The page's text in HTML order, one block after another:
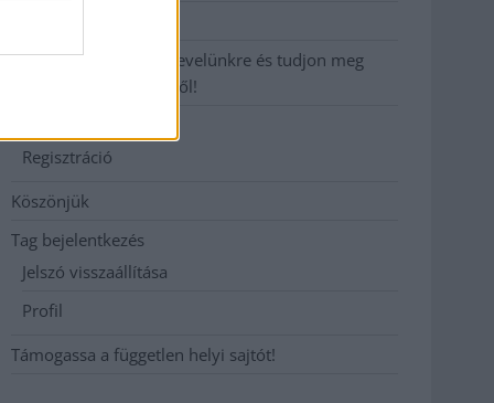
Iratkozzon fel heti hírlevelünkre és tudjon meg
még többet megyénkről!
Regisztráció
Köszönjük
Tag bejelentkezés
Jelszó visszaállítása
Profil
Támogassa a független helyi sajtót!